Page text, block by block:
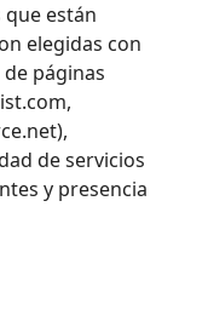
que están
elegidas con
páginas
de servicios
y presencia